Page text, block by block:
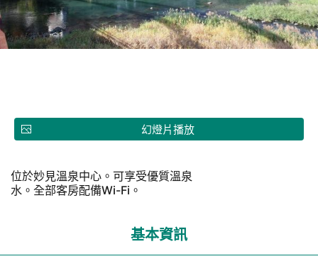
幻燈片播放
位於妙見溫泉中心。可享受優質溫泉
水。全部客房配備Wi-Fi。
基本資訊